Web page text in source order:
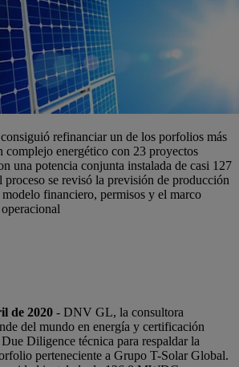
refinanciar un de los porfolios más
complejo energético con 23 proyectos
una potencia conjunta instalada de casi 127
proceso se revisó la previsión de producción
financiero, permisos y el marco
de 2020 - DNV GL, la consultora
del mundo en energía y certificación
Diligence técnica para respaldar la
perteneciente a Grupo T-Solar Global.